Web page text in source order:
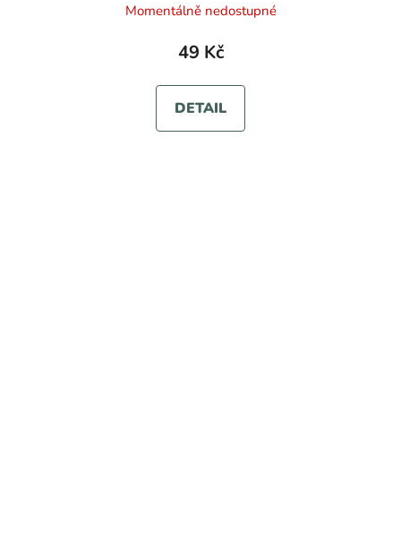
Momentálně nedostupné
49 Kč
DETAIL